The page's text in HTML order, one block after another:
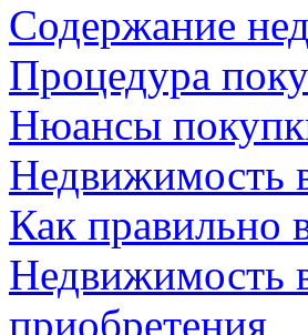
Содержание
Процедура
Нюансы
Недвижимость
Как правильно
Недвижимость
приобретения